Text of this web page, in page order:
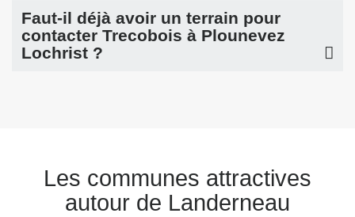
Faut-il déjà avoir un terrain pour
contacter Trecobois à Plounevez
Lochrist ?
Les communes attractives
autour de Landerneau